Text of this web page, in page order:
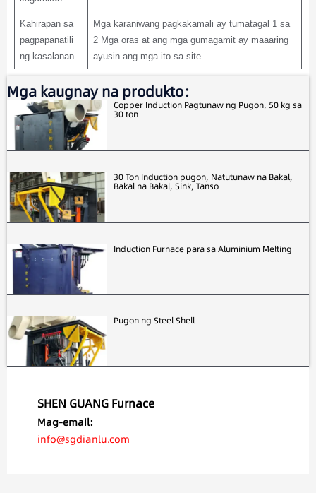
Kahirapan sa
pagpapanatili
ng kasalanan
Mga karaniwang pagkakamali ay tumatagal 1 sa
2 Mga oras at ang mga gumagamit ay maaaring
ayusin ang mga ito sa site
Mga kaugnay na produkto：
Copper Induction Pagtunaw ng Pugon, 50 kg sa
30 ton
30 Ton Induction pugon, Natutunaw na Bakal,
Bakal na Bakal, Sink, Tanso
Induction Furnace para sa Aluminium Melting
Pugon ng Steel Shell
SHEN GUANG Furnace
Mag-email:
info@sgdianlu.com